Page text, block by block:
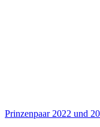
Prinzenpaar 2022 und